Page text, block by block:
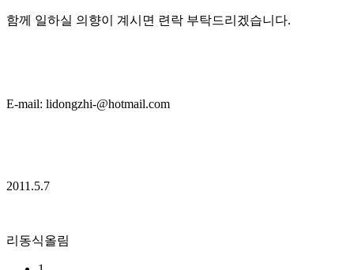
함께 일하실 의향이 계시면 련락 부탁드리겠습니다.
E-mail: lidongzhi-@hotmail.com
2011.5.7
리동식올림